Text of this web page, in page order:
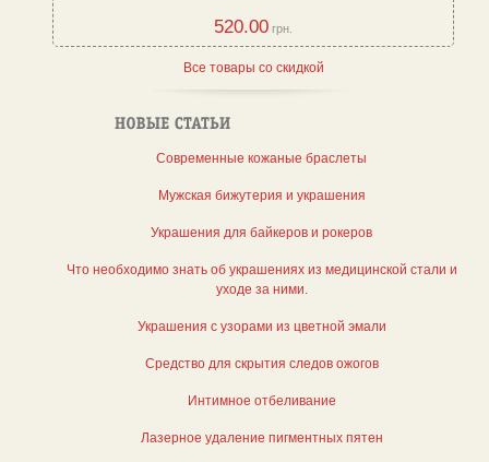
520.00 грн.
Все товары со скидкой
Современные кожаные браслеты
Мужская бижутерия и украшения
Украшения для байкеров и рокеров
Что необходимо знать об украшениях из медицинской стали и
уходе за ними.
Украшения с узорами из цветной эмали
Средство для скрытия следов ожогов
Интимное отбеливание
Лазерное удаление пигментных пятен